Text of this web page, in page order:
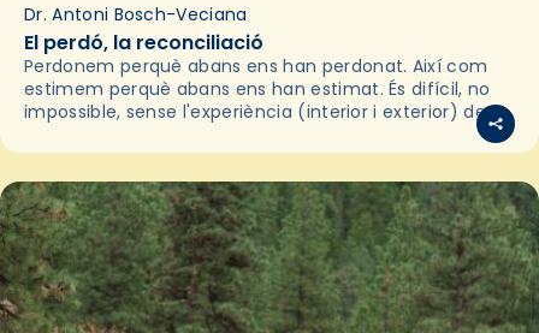
Dr. Antoni Bosch-Veciana
El perdó, la reconciliació
Perdonem perquè abans ens han perdonat. Així com
estimem perquè abans ens han estimat. És difícil, no
impossible, sense l'experiència (interior i exterior) de